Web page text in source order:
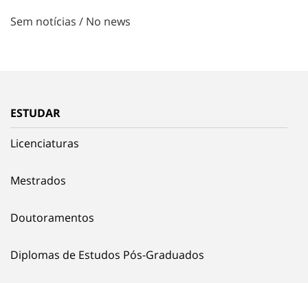
Sem notícias / No news
ESTUDAR
Licenciaturas
Mestrados
Doutoramentos
Diplomas de Estudos Pós-Graduados